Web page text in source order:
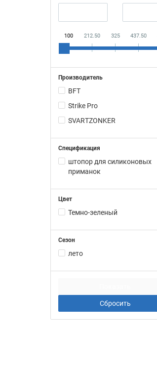
100 212.50 325 437.50
Производитель
BFT
Strike Pro
SVARTZONKER
Спецификация
штопор для силиконовых
приманок
Цвет
Темно-зеленый
Сезон
лето